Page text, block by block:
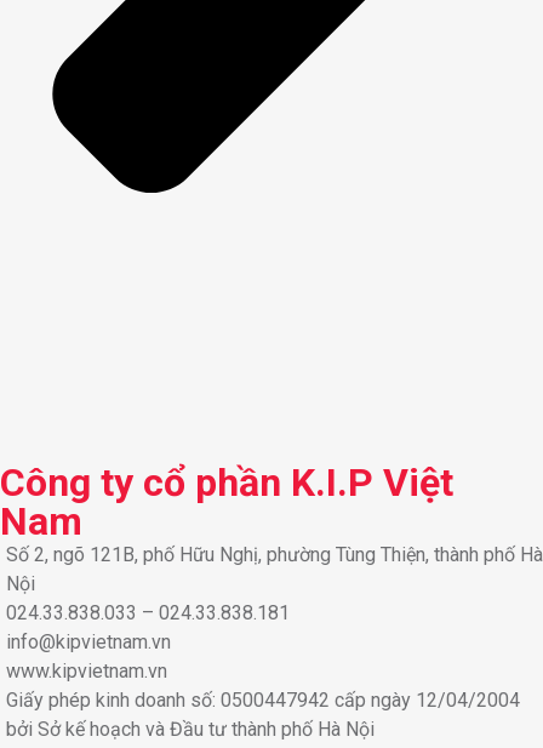
Công ty cổ phần K.I.P Việt
Nam
Số 2, ngõ 121B, phố Hữu Nghị, phường Tùng Thiện, thành phố Hà
Nội
024.33.838.033 – 024.33.838.181
info@kipvietnam.vn
www.kipvietnam.vn
Giấy phép kinh doanh số: 0500447942 cấp ngày 12/04/2004
bởi Sở kế hoạch và Đầu tư thành phố Hà Nội